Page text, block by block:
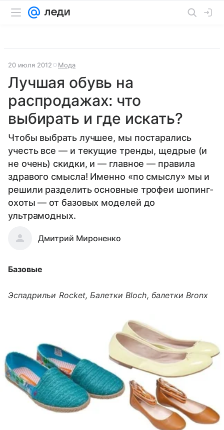
20 июля 2012 Мода
Лучшая обувь на
распродажах: что
выбирать и где искать?
Чтобы выбрать лучшее, мы постарались
учесть все — и текущие тренды, щедрые (и
не очень) скидки, и — главное — правила
здравого смысла! Именно «по смыслу» мы и
решили разделить основные трофеи шопинг-
охоты — от базовых моделей до
ультрамодных.
Дмитрий Мироненко
Базовые
Эспадрильи Rocket, Балетки Bloch, балетки Bronx